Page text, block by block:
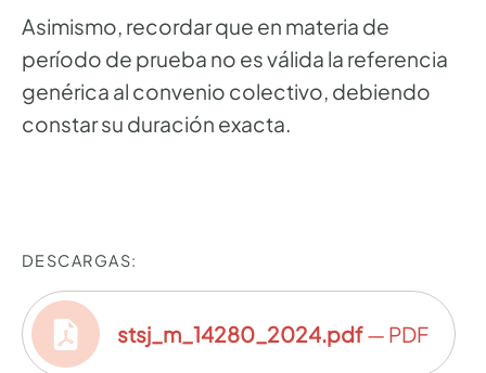
Asimismo, recordar que en materia de
período de prueba no es válida la referencia
genérica al convenio colectivo, debiendo
constar su duración exacta.
DESCARGAS:
stsj_m_14280_2024.pdf— PDF